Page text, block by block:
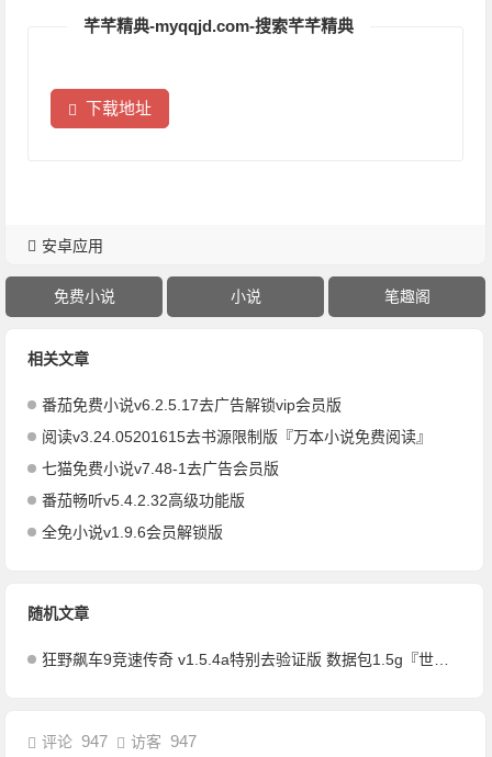
芊芊精典-myqqjd.com-搜索芊芊精典
下载地址
安卓应用
免费小说 小说 笔趣阁
相关文章
番茄免费小说v6.2.5.17去广告解锁vip会员版
阅读v3.24.05201615去书源限制版『万本小说免费阅读』
七猫免费小说v7.48-1去广告会员版
番茄畅听v5.4.2.32高级功能版
全免小说v1.9.6会员解锁版
随机文章
狂野飙车9竞速传奇 v1.5.4a特别去验证版 数据包1.5g『世界顶级名车盛宴』
评论 947 访客 947